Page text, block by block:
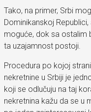
Tako, na primer, Srbi
Dominikanskoj
moguće, dok sa ostalim
ta uzajamnost postoji.
Procedura po kojoj
nekretnine u Srbiji je
koji se odlučuju na taj
nekretnina kažu da se u